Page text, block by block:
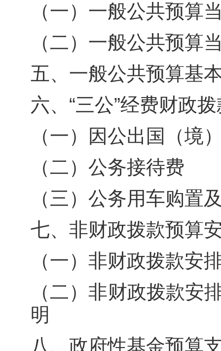
（一）一般公共预算
（二）一般公共预算
五、一般公共预算基
六、“三公”经费财政
（一）因公出国（境
（二）公务接待费
（三）公务用车购置
七、非财政拨款预算
（一）非财政拨款安
（二）非财政拨款安
明
八、政府性基金预算